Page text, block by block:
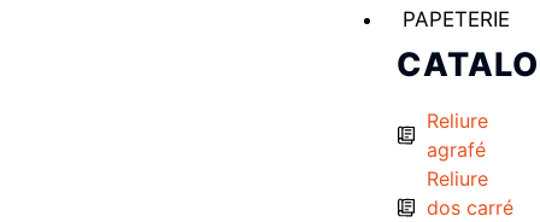
PAPETERIE
Reliure
agrafé
Reliure
dos carré